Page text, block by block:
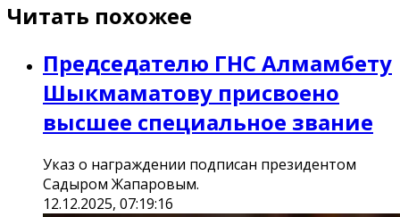
Читать похожее
Председателю ГНС Алмамбету
Шыкмаматову присвоено
высшее специальное звание
Указ о награждении подписан президентом
Садыром Жапаровым.
12.12.2025, 07:19:16